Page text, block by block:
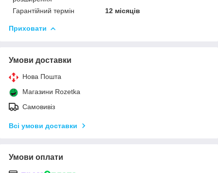
Гарантійний термін 12 місяців
Приховати
Умови доставки
Нова Пошта
Магазини Rozetka
Самовивіз
Всі умови доставки
Умови оплати